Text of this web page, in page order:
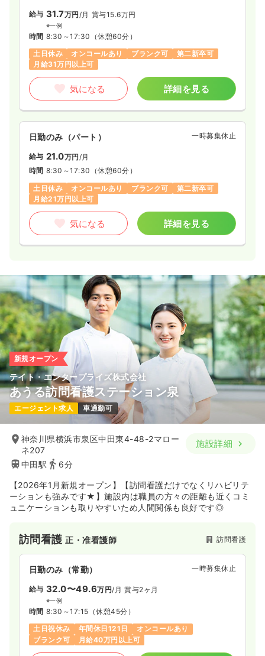
給与 31.7万円 /月 賞与15.6万円
※一例
時間 8:30～17:30 （休憩60分）
土日休み
オンコールあり ブランク可
第二新卒可
月給31万円以上可
気になる 詳細を見る
日勤のみ（パート） 一時募集休止
給与 21.0万円/月
時間 8:30～17:30 （休憩60分）
土日休み
オンコールあり ブランク可
第二新卒可
月給21万円以上可
気になる 詳細を見る
新規オープン
テイト・エンタープライズ株式会社
あうる訪問看護ステーション泉
エージェント求人 車通勤可
神奈川県横浜市泉区中田東4-48-2マロー
ネ207
中田駅
6分
施設詳細
【2026年1月新規オープン】【訪問看護だけでなくリハビリテ
ーションも強みです★】施設内は職員の方々の距離も近くコミ
ュニケーションも取りやすいため人間関係も良好です◎
訪問看護正・准看護師 訪問看護
日勤のみ（常勤） 一時募集休止
給与 32.0〜49.6万円/月 賞与2ヶ月
※一例
時間 8:30～17:15 （休憩45分）
土日祝休み
年間休日121日
オンコールあり
ブランク可
月給40万円以上可